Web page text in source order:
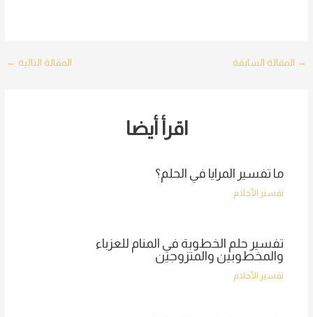
Post
→ المقالة السابقة المقالة التالية ←
اقرأ أيضا
ما تفسير المرايا في الحلم؟
تفسير الأحلام
تفسير حلم الخطوبة في المنام للعزباء
والمخطوبين والمتزوجين
تفسير الأحلام